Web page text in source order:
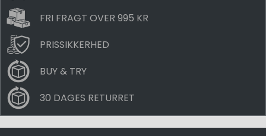
FRI FRAGT OVER 995 KR
PRISSIKKERHED
BUY & TRY
30 DAGES RETURRET